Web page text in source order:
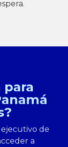
para
de
a